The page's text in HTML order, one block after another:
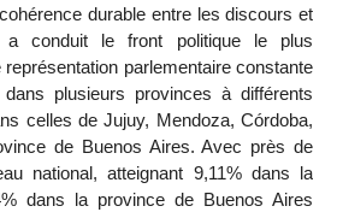
durable entre les discours et
conduit le front politique le plus
représentation parlementaire constante
plusieurs provinces à différents
celles de Jujuy, Mendoza, Córdoba,
de Buenos Aires. Avec près de
national, atteignant 9,11% dans la
dans la province de Buenos Aires